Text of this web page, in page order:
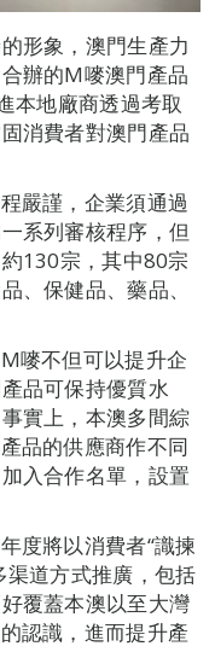
形象，澳門生產力
辦的M嘜澳門產品
本地廠商透過考取
消費者對澳門產品
嚴謹，企業須通過
系列審核程序，但
130宗，其中80宗
、保健品、藥品、
嘜不但可以提升企
品可保持優質水
實上，本澳多間綜
品的供應商作不同
入合作名單，設置
度將以消費者“識揀
道方式推廣，包括
覆蓋本澳以至大灣
認識，進而提升產